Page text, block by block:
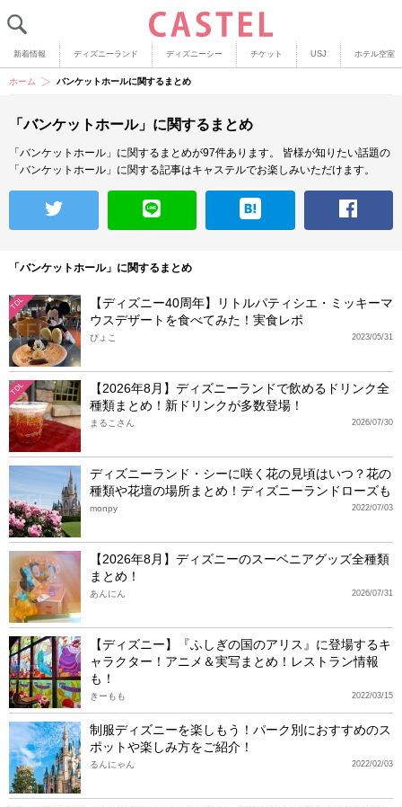
新着情報 ディズニーランド ディズニーシー チケット USJ ホテル空室
ホーム バンケットホールに関するまとめ
「バンケットホール」に関するまとめ
「バンケットホール」に関するまとめが97件あります。
皆様が知りたい話題の
「バンケットホール」に関する記事はキャステルでお楽しみいただけます。
「バンケットホール」に関するまとめ
TDL
【ディズニー40周年】リトルパティシエ・ミッキーマ
ウスデザートを食べてみた！実食レポ
2023/05/31
ぴょこ
TDL
【2026年8月】ディズニーランドで飲めるドリンク全
種類まとめ！新ドリンクが多数登場！
2026/07/30
まるこさん
ディズニーランド・シーに咲く花の見頃はいつ？花の
種類や花壇の場所まとめ！ディズニーランドローズも
2022/07/03
monpy
【2026年8月】ディズニーのスーベニアグッズ全種類
まとめ！
2026/07/31
あんにん
【ディズニー】『ふしぎの国のアリス』に登場するキ
ャラクター！アニメ＆実写まとめ！レストラン情報
も！
2022/03/15
きーもも
制服ディズニーを楽しもう！パーク別におすすめのス
ポットや楽しみ方をご紹介！
2022/02/03
るんにゃん